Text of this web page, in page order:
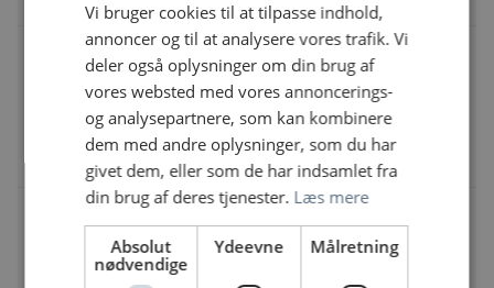
6 hoveduddannelsesforløb i Radiologi opslås
ledige til besættelse 2. halvår 2026 Syd
Videreuddannelsesregion Syd | Damhaven 12 , 7100
Vejle
Hoveduddannelsesforløb | Radiologi
2. halvår 2026 Nord
Videreuddannelsesregion Nord | Skottenborg 26,
Vi bruger cookies til at tilpasse indhold,
annoncer og til at analysere vores trafik. Vi
deler også oplysninger om din brug af
vores websted med vores annoncerings-
og analysepartnere, som kan kombinere
dem med andre oplysninger, som du har
givet dem, eller som de har indsamlet fra
din brug af deres tjenester. Læs mere
Absolut
nødvendige
Ydeevne Målretning